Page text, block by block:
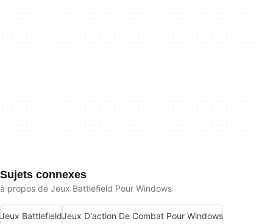
Sujets connexes
à propos de Jeux Battlefield Pour Windows
Jeux BattlefieldJeux D'action De Combat Pour Windows